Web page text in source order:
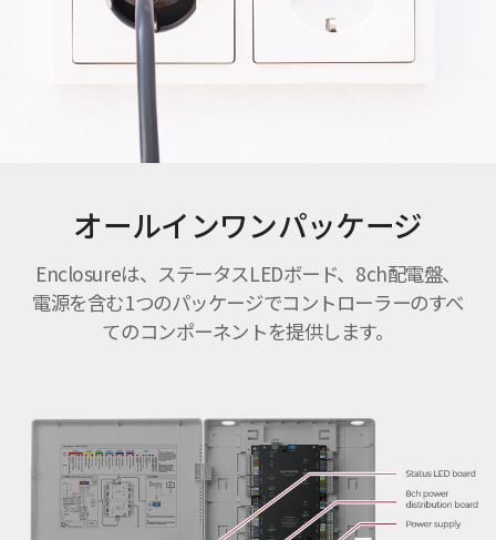
オールインワンパッケージ
Enclosureは、ステータスLEDボード、8ch配電盤、
電源を含む1つのパッケージでコントローラーのすべ
てのコンポーネントを提供します。